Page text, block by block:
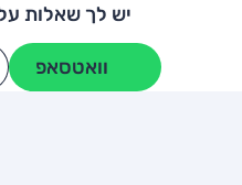
יש לך שאלות על
וואטסאפ
מותגים מתחרים